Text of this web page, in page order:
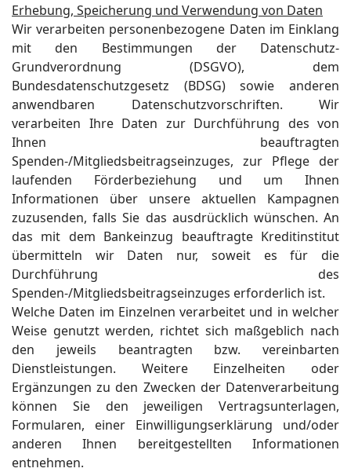
Erhebung, Speicherung und Verwendung von Daten
Wir verarbeiten personenbezogene Daten im Einklang
mit den Bestimmungen der Datenschutz-
Grundverordnung (DSGVO), dem
Bundesdatenschutzgesetz (BDSG) sowie anderen
anwendbaren Datenschutzvorschriften. Wir
verarbeiten Ihre Daten zur Durchführung des von
Ihnen beauftragten
Spenden-/Mitgliedsbeitragseinzuges, zur Pflege der
laufenden Förderbeziehung und um Ihnen
Informationen über unsere aktuellen Kampagnen
zuzusenden, falls Sie das ausdrücklich wünschen. An
das mit dem Bankeinzug beauftragte Kreditinstitut
übermitteln wir Daten nur, soweit es für die
Durchführung des
Spenden-/Mitgliedsbeitragseinzuges erforderlich ist.
Welche Daten im Einzelnen verarbeitet und in welcher
Weise genutzt werden, richtet sich maßgeblich nach
den jeweils beantragten bzw. vereinbarten
Dienstleistungen. Weitere Einzelheiten oder
Ergänzungen zu den Zwecken der Datenverarbeitung
können Sie den jeweiligen Vertragsunterlagen,
Formularen, einer Einwilligungserklärung und/oder
anderen Ihnen bereitgestellten Informationen
entnehmen.